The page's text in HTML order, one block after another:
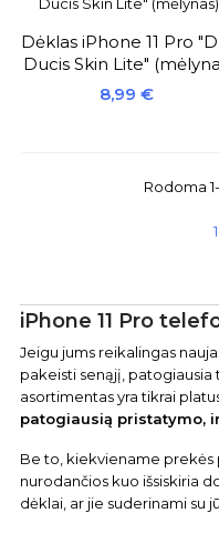
Dėklas iPhone 11 Pro
Ducis Skin Lite"
Kaina
8,99 €
Rodoma
1
iPhone 11 Pro
Jeigu jums reikalingas
pakeisti senąjį,
asortimentas yra tikrai
patogiausią pristatymo,
Be to, kiekviename prekės
nurodančios kuo išsiskiria
dėklai, ar jie suderinami su